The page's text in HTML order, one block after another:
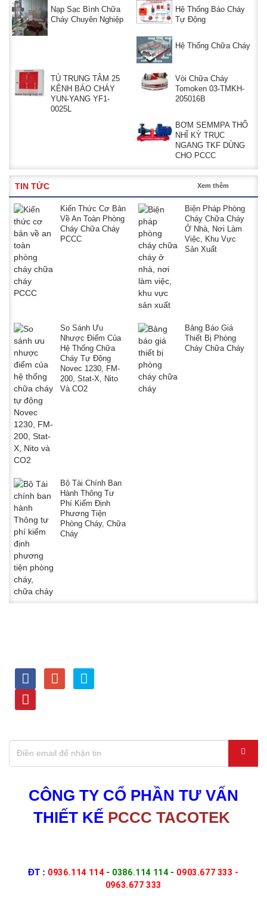
Nạp Sạc Bình Chữa
Cháy Chuyên Nghiệp
Hệ Thống Báo Cháy
Tự Động
Hệ Thống Chữa Cháy
TỦ TRUNG TÂM 25
KÊNH BÁO CHÁY
YUN-YANG YF1-
0025L
Vòi Chữa Cháy
Tomoken 03-TMKH-
205016B
BƠM SEMMPA THỔ
NHĨ KỲ TRỤC
NGANG TKF DÙNG
CHO PCCC
TIN TỨC Xem thêm
Kiến Thức Cơ Bản
Về An Toàn Phòng
Cháy Chữa Cháy
PCCC
Biện Pháp Phòng
Cháy Chữa Cháy
Ở Nhà, Nơi Làm
Việc, Khu Vực
Sản Xuất
So Sánh Ưu
Nhược Điểm Của
Hệ Thống Chữa
Cháy Tự Động
Novec 1230, FM-
200, Stat-X, Nito
Và CO2
Bảng Báo Giá
Thiết Bị Phòng
Cháy Chữa Cháy
Bộ Tài Chính Ban
Hành Thông Tư
Phí Kiểm Định
Phương Tiện
Phòng Cháy, Chữa
Cháy
CÔNG TY CỔ PHẦN TƯ VẤN
THIẾT KẾ PCCC TACOTEK
ĐT : 0936.114 114 - 0386.114 114 - 0903.677 333 -
0963.677 333